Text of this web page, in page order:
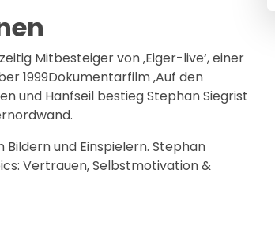
Mitbesteiger von ‚Eiger-live‘, einer
1999Dokumentarfilm ‚Auf den
und Hanfseil bestieg Stephan Siegrist
und Einspielern. Stephan
Vertrauen, Selbstmotivation &